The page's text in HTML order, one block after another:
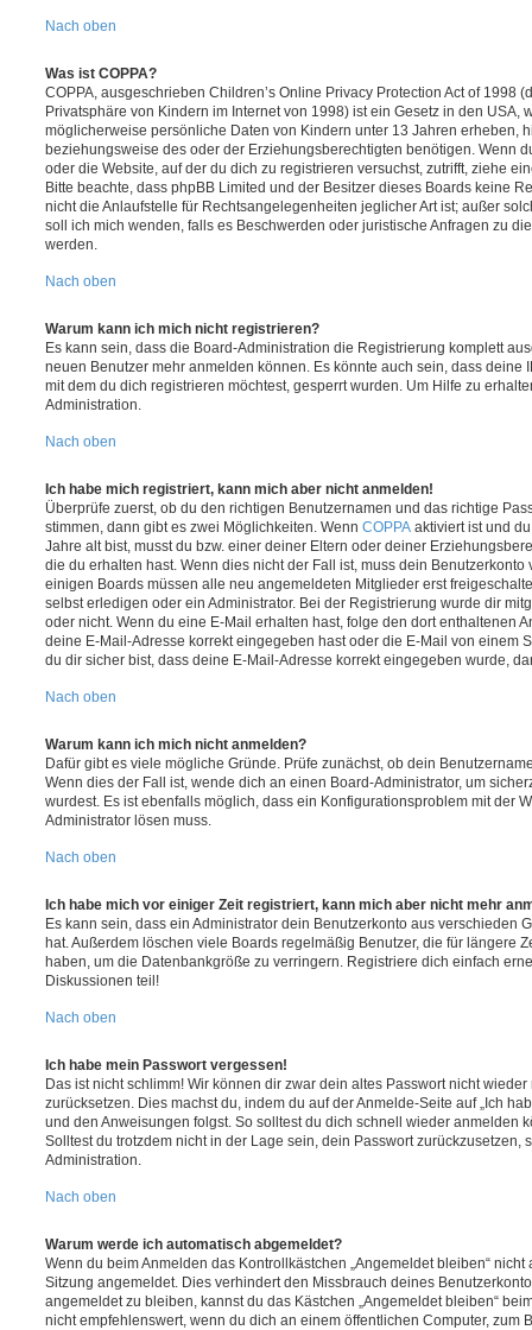
Nach oben
Was ist COPPA?
COPPA, ausgeschrieben Children’s Online Privacy Protection Act of 1998
Privatsphäre von Kindern im Internet von 1998) ist ein Gesetz in den USA,
möglicherweise persönliche Daten von Kindern unter 13 Jahren erheben,
beziehungsweise des oder der Erziehungsberechtigten benötigen. Wenn
oder die Website, auf der du dich zu registrieren versuchst, zutrifft, ziehe
Bitte beachte, dass phpBB Limited und der Besitzer dieses Boards keine
nicht die Anlaufstelle für Rechtsangelegenheiten jeglicher Art ist; außer
soll ich mich wenden, falls es Beschwerden oder juristische Anfragen zu
werden.
Nach oben
Warum kann ich mich nicht registrieren?
Es kann sein, dass die Board-Administration die Registrierung komplett
neuen Benutzer mehr anmelden können. Es könnte auch sein, dass deine
mit dem du dich registrieren möchtest, gesperrt wurden. Um Hilfe zu
Administration.
Nach oben
Ich habe mich registriert, kann mich aber nicht anmelden!
Überprüfe zuerst, ob du den richtigen Benutzernamen und das richtige
stimmen, dann gibt es zwei Möglichkeiten. Wenn COPPA aktiviert ist und
Jahre alt bist, musst du bzw. einer deiner Eltern oder deiner
die du erhalten hast. Wenn dies nicht der Fall ist, muss dein
einigen Boards müssen alle neu angemeldeten Mitglieder erst
selbst erledigen oder ein Administrator. Bei der Registrierung wurde dir
oder nicht. Wenn du eine E-Mail erhalten hast, folge den dort enthaltenen
deine E-Mail-Adresse korrekt eingegeben hast oder die E-Mail von einem
du dir sicher bist, dass deine E-Mail-Adresse korrekt eingegeben wurde,
Nach oben
Warum kann ich mich nicht anmelden?
Dafür gibt es viele mögliche Gründe. Prüfe zunächst, ob dein
Wenn dies der Fall ist, wende dich an einen Board-Administrator, um
wurdest. Es ist ebenfalls möglich, dass ein Konfigurationsproblem mit der
Administrator lösen muss.
Nach oben
Ich habe mich vor einiger Zeit registriert, kann mich aber nicht mehr
Es kann sein, dass ein Administrator dein Benutzerkonto aus verschieden
hat. Außerdem löschen viele Boards regelmäßig Benutzer, die für längere
haben, um die Datenbankgröße zu verringern. Registriere dich einfach
Diskussionen teil!
Nach oben
Ich habe mein Passwort vergessen!
Das ist nicht schlimm! Wir können dir zwar dein altes Passwort nicht
zurücksetzen. Dies machst du, indem du auf der Anmelde-Seite auf „Ich
und den Anweisungen folgst. So solltest du dich schnell wieder anmelden
Solltest du trotzdem nicht in der Lage sein, dein Passwort zurückzusetzen,
Administration.
Nach oben
Warum werde ich automatisch abgemeldet?
Wenn du beim Anmelden das Kontrollkästchen „Angemeldet bleiben“
Sitzung angemeldet. Dies verhindert den Missbrauch deines
angemeldet zu bleiben, kannst du das Kästchen „Angemeldet bleiben“
nicht empfehlenswert, wenn du dich an einem öffentlichen Computer, zum